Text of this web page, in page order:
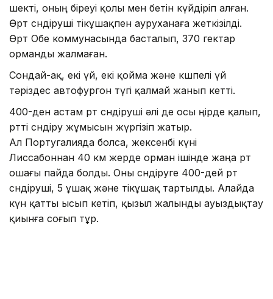
шекті, оның біреуі қолы мен бетін күйдіріп алған.
Өрт сөндіруші тікұшақпен ауруханаға жеткізілді.
Өрт Обе коммунасында басталып, 370 гектар
орманды жалмаған.
Сондай-ақ, екі үй, екі қойма және көшпелі үй
тәріздес автофургон түгі қалмай жанып кетті.
400-ден астам өрт сөндіруші әлі де осы өңірде қалып,
өртті сөндіру жұмысын жүргізіп жатыр.
Ал Португалияда болса, жексенбі күні
Лиссабоннан 40 км жерде орман ішінде жаңа өрт
ошағы пайда болды. Оны сөндіруге 400-дей өрт
сөндіруші, 5 ұшақ және тікұшақ тартылды. Алайда
күн қатты ысып кетіп, қызыл жалынды ауыздықтау
қиынға соғып тұр.